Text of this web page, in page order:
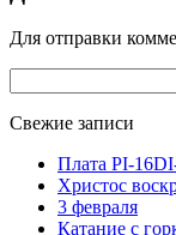
Для отправки
Свежие записи
Плата PI-
Христос
3 февраля
Катание с